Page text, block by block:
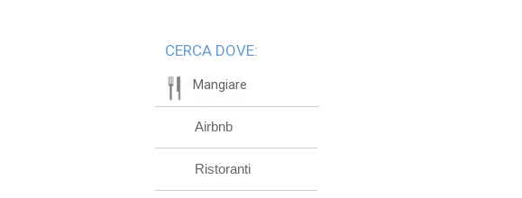
CERCA DOVE:
Mangiare
Airbnb
Ristoranti